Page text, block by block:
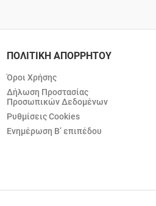
ΠΟΛΙΤΙΚΗ ΑΠΟΡΡΗΤΟΥ
Όροι Χρήσης
Δήλωση Προστασίας
Προσωπικών Δεδομένων
Ρυθμίσεις Cookies
Ενημέρωση Β’ επιπέδου